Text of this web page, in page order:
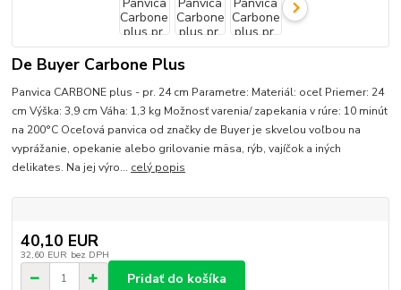
De Buyer Carbone Plus
Panvica CARBONE plus - pr. 24 cm Parametre: Materiál: oceľ Priemer: 24
cm Výška: 3,9 cm Váha: 1,3 kg Možnosť varenia/ zapekania v rúre: 10 minút
na 200°C Oceľová panvica od značky de Buyer je skvelou voľbou na
vyprážanie, opekanie alebo grilovanie mäsa, rýb, vajíčok a iných
delikates. Na jej výro... celý popis
40,10 EUR
32,60 EUR bez DPH
Pridať do košíka